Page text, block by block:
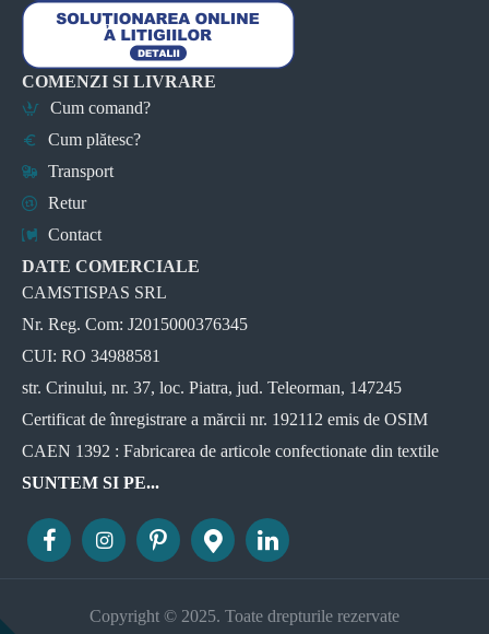
COMENZI SI LIVRARE
Cum comand?
Cum plătesc?
Transport
Retur
Contact
DATE COMERCIALE
CAMSTISPAS SRL
Nr. Reg. Com: J2015000376345
CUI: RO 34988581
str. Crinului, nr. 37, loc. Piatra, jud. Teleorman, 147245
Certificat de înregistrare a mărcii nr. 192112 emis de OSIM
CAEN 1392 : Fabricarea de articole confectionate din textile
SUNTEM SI PE...
Copyright © 2025. Toate drepturile rezervate